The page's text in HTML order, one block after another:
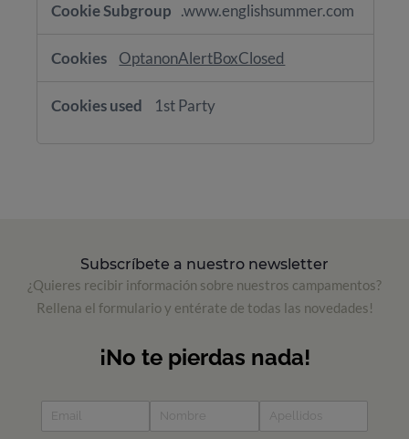
.www.englishsummer.com
OptanonAlertBoxClosed
1st Party
Subscríbete a nuestro newsletter
¿Quieres recibir información sobre nuestros campamentos?
Rellena el formulario y entérate de todas las novedades!